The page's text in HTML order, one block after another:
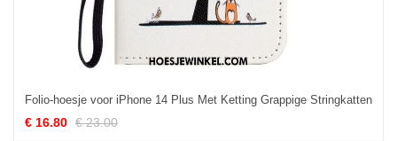
Folio-hoesje voor iPhone 14 Plus Met Ketting Grappige Stringkatten
€ 16.80 € 23.00